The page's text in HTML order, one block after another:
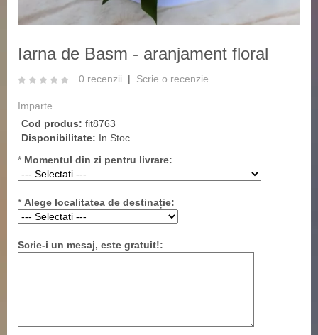
‹
Iarna de Basm - aranjament floral
0 recenzii | Scrie o recenzie
Imparte
Cod produs: fit8763
Disponibilitate: In Stoc
* Momentul din zi pentru livrare:
* Alege localitatea de destinație:
Scrie-i un mesaj, este gratuit!: